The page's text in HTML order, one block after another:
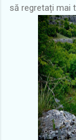
să regretați mai